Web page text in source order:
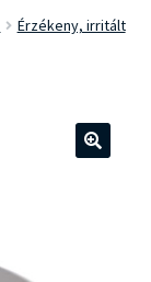
Érzékeny, irritált